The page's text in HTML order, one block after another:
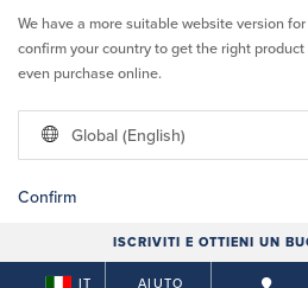
We have a more suitable website version
confirm your country to get the right
even purchase online.
Global (English)
Confirm
ISCRIVITI E OTTIENI UN
IT AIUTO